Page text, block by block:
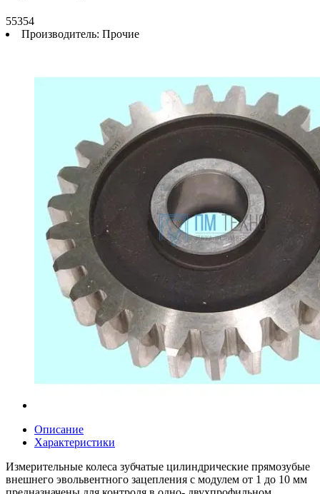
55354
Производитель: Прочие
Описание
Характеристики
Измерительные колеса зубчатые цилиндрические прямозубые
внешнего эвольвентного зацепления с модулем от 1 до 10 мм